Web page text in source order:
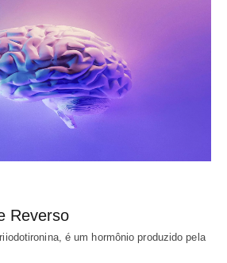
Reverso
é um hormônio produzido pela